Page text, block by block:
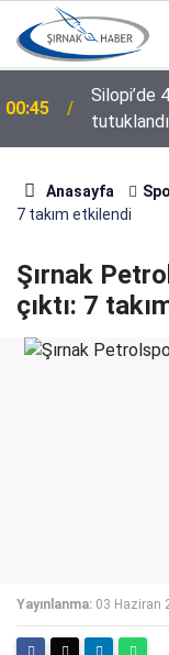
00:45
Silopi’de
tutuklandı
Anasayfa
7 takım etkilendi
Şırnak
çıktı: 7
Yayınlanma: 03 Haziran